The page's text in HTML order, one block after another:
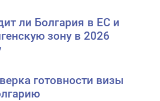
ли Болгария в ЕС и
зону в 2026
готовности визы